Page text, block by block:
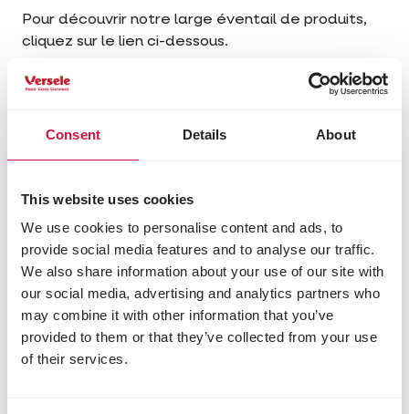
Consent Details About
This website uses cookies
We use cookies to personalise content and ads, to
provide social media features and to analyse our traffic.
We also share information about your use of our site with
our social media, advertising and analytics partners who
may combine it with other information that you’ve
provided to them or that they’ve collected from your use
of their services.
Pour découvrir notre large éventail de produits,
cliquez sur le lien ci-dessous.
Produits Menu Nature